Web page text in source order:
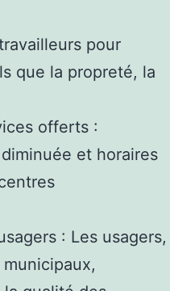
pour
que la propreté, la
offerts :
et horaires
: Les usagers,